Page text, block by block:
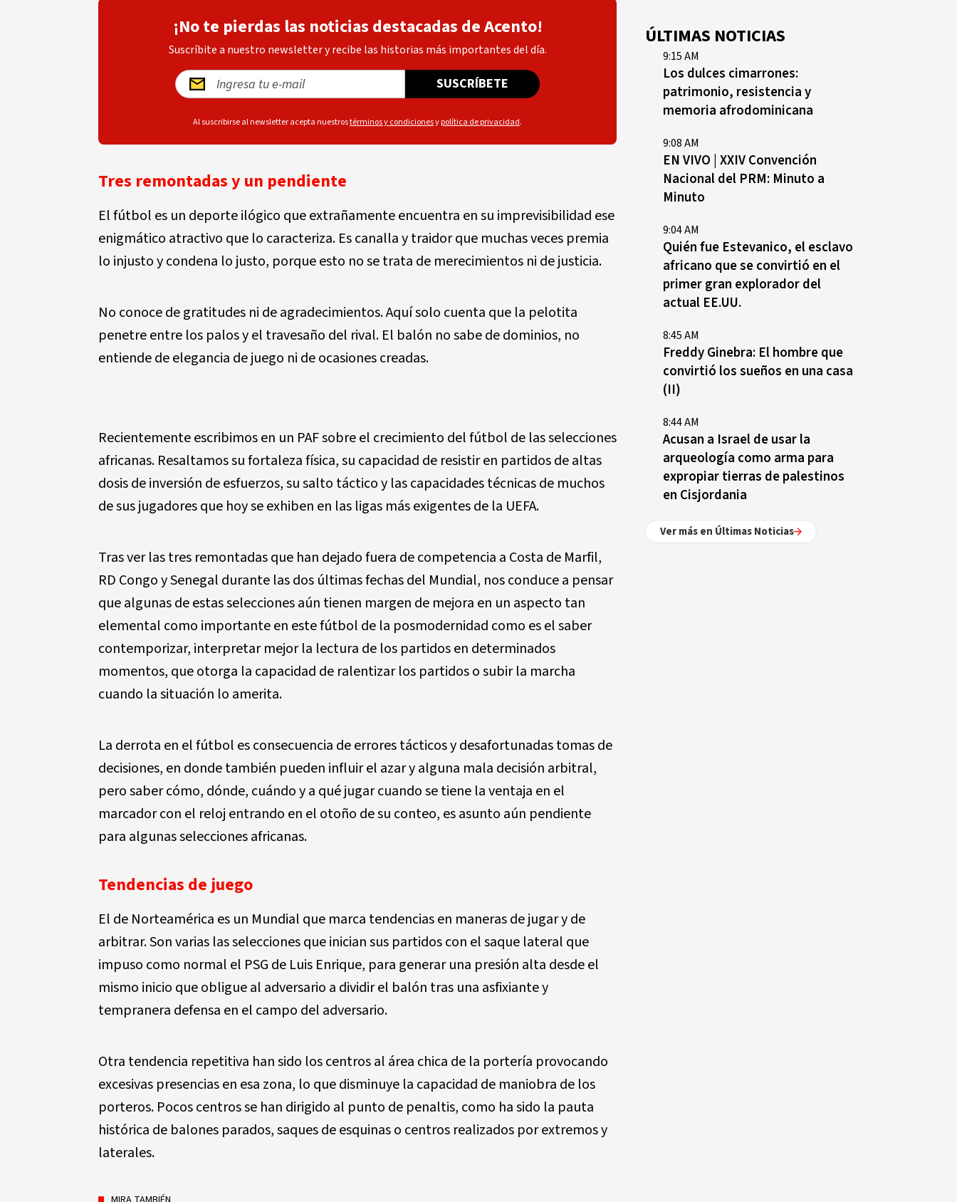
¡No te pierdas las noticias destacadas de Acento!
Suscríbite a nuestro newsletter y recibe las historias más importantes del día.
SUSCRÍBETE
Al suscribirse al newsletter acepta nuestrostérminos y condicionesypolítica de privacidad.
Tres remontadas y un pendiente
El fútbol es un deporte ilógico que extrañamente encuentra en su imprevisibilidad ese
enigmático atractivo que lo caracteriza. Es canalla y traidor que muchas veces premia
lo injusto y condena lo justo, porque esto no se trata de merecimientos ni de justicia.
No conoce de gratitudes ni de agradecimientos. Aquí solo cuenta que la pelotita
penetre entre los palos y el travesaño del rival. El balón no sabe de dominios, no
entiende de elegancia de juego ni de ocasiones creadas.
Recientemente escribimos en un PAF sobre el crecimiento del fútbol de las selecciones
africanas. Resaltamos su fortaleza física, su capacidad de resistir en partidos de altas
dosis de inversión de esfuerzos, su salto táctico y las capacidades técnicas de muchos
de sus jugadores que hoy se exhiben en las ligas más exigentes de la UEFA.
Tras ver las tres remontadas que han dejado fuera de competencia a Costa de Marfil,
RD Congo y Senegal durante las dos últimas fechas del Mundial, nos conduce a pensar
que algunas de estas selecciones aún tienen margen de mejora en un aspecto tan
elemental como importante en este fútbol de la posmodernidad como es el saber
contemporizar, interpretar mejor la lectura de los partidos en determinados
momentos, que otorga la capacidad de ralentizar los partidos o subir la marcha
cuando la situación lo amerita.
La derrota en el fútbol es consecuencia de errores tácticos y desafortunadas tomas de
decisiones, en donde también pueden influir el azar y alguna mala decisión arbitral,
pero saber cómo, dónde, cuándo y a qué jugar cuando se tiene la ventaja en el
marcador con el reloj entrando en el otoño de su conteo, es asunto aún pendiente
para algunas selecciones africanas.
Tendencias de juego
El de Norteamérica es un Mundial que marca tendencias en maneras de jugar y de
arbitrar. Son varias las selecciones que inician sus partidos con el saque lateral que
impuso como normal el PSG de Luis Enrique, para generar una presión alta desde el
mismo inicio que obligue al adversario a dividir el balón tras una asfixiante y
tempranera defensa en el campo del adversario.
Otra tendencia repetitiva han sido los centros al área chica de la portería provocando
excesivas presencias en esa zona, lo que disminuye la capacidad de maniobra de los
porteros. Pocos centros se han dirigido al punto de penaltis, como ha sido la pauta
histórica de balones parados, saques de esquinas o centros realizados por extremos y
laterales.
ÚLTIMAS NOTICIAS
9:15 AM
Los dulces cimarrones:
patrimonio, resistencia y
memoria afrodominicana
9:08 AM
EN VIVO | XXIV Convención
Nacional del PRM: Minuto a
Minuto
9:04 AM
Quién fue Estevanico, el esclavo
africano que se convirtió en el
primer gran explorador del
actual EE.UU.
8:45 AM
Freddy Ginebra: El hombre que
convirtió los sueños en una casa
(II)
8:44 AM
Acusan a Israel de usar la
arqueología como arma para
expropiar tierras de palestinos
en Cisjordania
Ver más en Últimas Noticias